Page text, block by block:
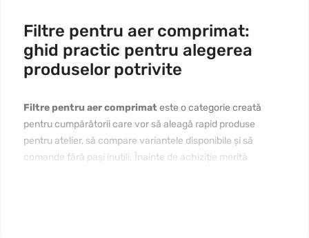
Filtre pentru aer comprimat:
ghid practic pentru alegerea
produselor potrivite
Filtre pentru aer comprimat este o categorie creată
pentru cumpărătorii care vor să aleagă rapid produse
pentru atelier, să compare variantele disponibile și să
comande fără pași inutili. Înainte de achiziție merită